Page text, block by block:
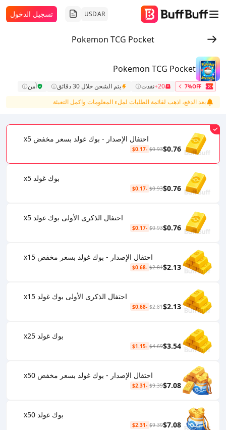
AR
USD تسجيل الدخول
Pokemon TCG Pocket
Pokemon TCG Pocket
7%OFF
20+ نفدت يتم الشحن خلال 30 دقائق
آمن
بعد الدفع، اذهب لقائمة الطلبات لملء المعلومات واكمل التعبئة
احتفال الإصدار - بوك غولد بسعر مخفض x5
$0.76
$0.93
-$0.17
بوك غولد x5
$0.76
$0.93
-$0.17
احتفال الذكرى الأولى بوك غولد x5
$0.76
$0.93
-$0.17
احتفال الإصدار - بوك غولد بسعر مخفض x15
$2.13
$2.81
-$0.68
احتفال الذكرى الأولى بوك غولد x15
$2.13
$2.81
-$0.68
بوك غولد x25
$3.54
$4.69
-$1.15
احتفال الإصدار - بوك غولد بسعر مخفض x50
$7.08
$9.39
-$2.31
بوك غولد x50
$7.08
$9.39
-$2.31